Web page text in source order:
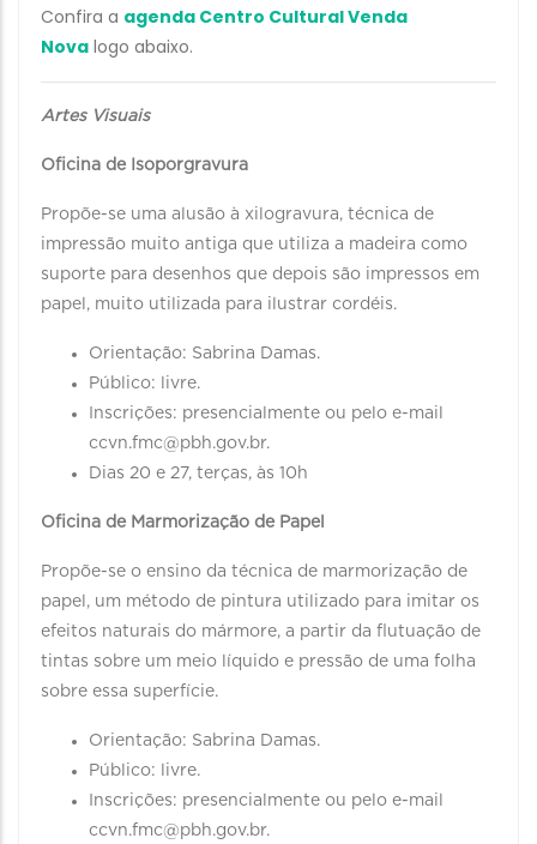
Confira a agenda Centro Cultural Venda
Nova logo abaixo.
Artes Visuais
Oficina de Isoporgravura
Propõe-se uma alusão à xilogravura, técnica de
impressão muito antiga que utiliza a madeira como
suporte para desenhos que depois são impressos em
papel, muito utilizada para ilustrar cordéis.
Orientação: Sabrina Damas.
Público: livre.
Inscrições: presencialmente ou pelo e-mail
ccvn.fmc@pbh.gov.br.
Dias 20 e 27, terças, às 10h
Oficina de Marmorização de Papel
Propõe-se o ensino da técnica de marmorização de
papel, um método de pintura utilizado para imitar os
efeitos naturais do mármore, a partir da flutuação de
tintas sobre um meio líquido e pressão de uma folha
sobre essa superfície.
Orientação: Sabrina Damas.
Público: livre.
Inscrições: presencialmente ou pelo e-mail
ccvn.fmc@pbh.gov.br.